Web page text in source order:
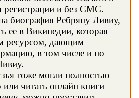
регистрации и без СМС.
биография Ребряну Ливиу,
ее в Википедии, которая
ресурсом, дающим
в том числе и по
тоже могли полностью
или читать онлайн книги